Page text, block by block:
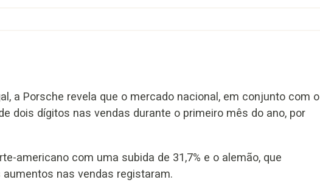
a Porsche revela que o mercado nacional, em conjunto com o
dois dígitos nas vendas durante o primeiro mês do ano, por
americano com uma subida de 31,7% e o alemão, que
nas vendas registaram.